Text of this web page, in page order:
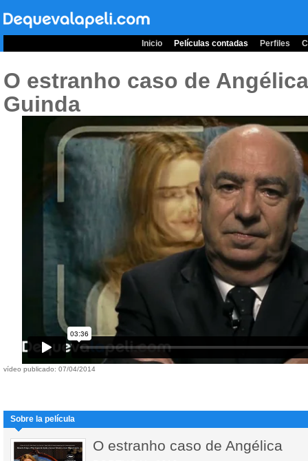
Inicio Películas contadas Perfiles
O estranho caso de
Guinda
vídeo publicado: 07/04/2014
Sobre la película
O estranho caso de Angélica